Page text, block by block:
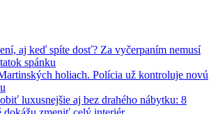
aj keď spíte dosť? Za vyčerpaním nemusí
spánku
holiach. Polícia už kontroluje novú
luxusnejšie aj bez drahého nábytku: 8